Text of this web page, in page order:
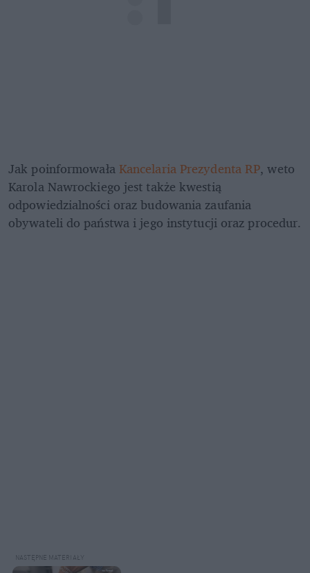
Jak poinformowała Kancelaria Prezydenta RP, weto
Karola Nawrockiego jest także kwestią
odpowiedzialności oraz budowania zaufania
obywateli do państwa i jego instytucji oraz procedur.